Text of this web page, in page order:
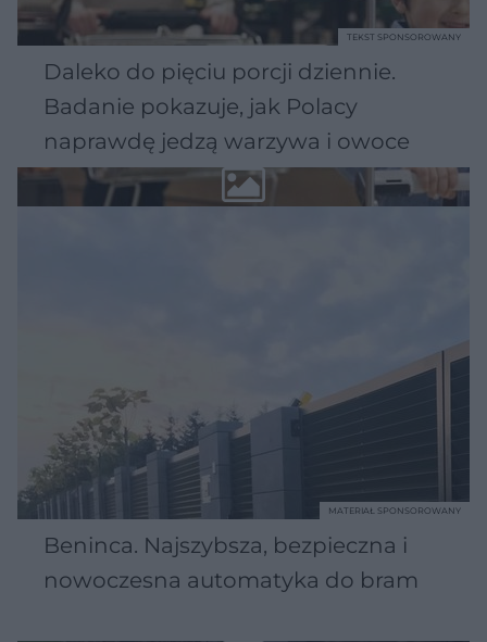
Daleko do pięciu porcji dziennie.
Badanie pokazuje, jak Polacy
naprawdę jedzą warzywa i owoce
TEKST SPONSOROWANY
Beninca. Najszybsza, bezpieczna i
nowoczesna automatyka do bram
MATERIAŁ SPONSOROWANY